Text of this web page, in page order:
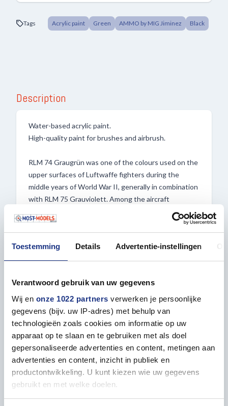
Toestemming Details Advertentie-instellingen
Verantwoord gebruik van uw gegevens
Wij en onze 1022 partners verwerken je persoonlijke
gegevens (bijv. uw IP-adres) met behulp van
technologieën zoals cookies om informatie op uw
apparaat op te slaan en te gebruiken met als doel
gepersonaliseerde advertenties en content, metingen aan
advertenties en content, inzicht in publiek en
productontwikkeling. U kunt kiezen wie uw gegevens
gebruikt en met welke doelen.
Tags Acrylic paint Green AMMO by MIG Jiminez Black
Description
Water-based acrylic paint.
High-quality paint for brushes and airbrush.
RLM 74 Graugrün was one of the colours used on the
upper surfaces of Luftwaffe fighters during the
middle years of World War II, generally in combination
with RLM 75 Grauviolett. Among the aircraft
camouflaged with this colour are two of the most
famous fighters of the entire history of combat
aviation: the Fw190 and Bf109.
This paint is acrylic and formulated for maximum
soluble, odorless, and non-toxic. Shake well before
each use. Each jar includes a stainless-steel agitator
to facilitate mixture. We recommend A.MIG-2000
Acrylic Thinner for correct thinning. Dries completely
in 24 hours.
For cleaning use AMMO MIG Acrylic cleaner and for
finishing use an AMMO MIG Lucky Varnish, available 4
options.